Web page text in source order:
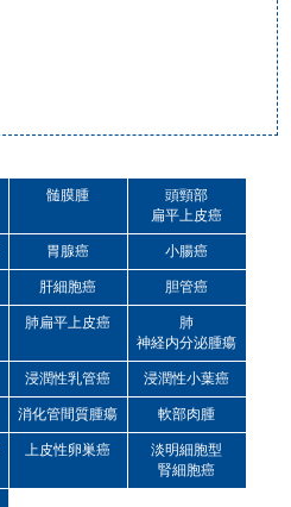
髄膜腫
頭頸部
扁平上皮癌
胃腺癌 小腸癌
肝細胞癌 胆管癌
肺扁平上皮癌
肺
神経内分泌腫瘍
浸潤性乳管癌 浸潤性小葉癌
消化管間質腫瘍 軟部肉腫
上皮性卵巣癌
淡明細胞型
腎細胞癌